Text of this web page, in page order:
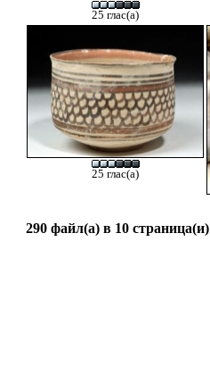
25 глас(а)
25 глас(а)
290 файл(а) в 10 страница(и)